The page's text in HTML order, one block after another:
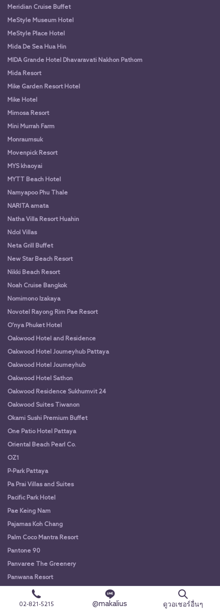
Meridian Cruise Buffet
MeStyle Museum Hotel
MeStyle Place Hotel
Mida De Sea Hua Hin
MIDA Grande Hotel Dhavaravati Nakhon Pathom
Mida Resort
Mike Garden Resort Hotel
Mike Hotel
Mimosa Resort
Mini Murrah Farm
Monraumsuk
Movenpick Resort
MYS khaoyai
MYTT Beach Hotel
Namyapoo Phu Thale
NARITA amata
Natha Villa Resort Huahin
Ndol Villas
Neta Grill Buffet
New Star Beach Resort
Nikki Beach Resort
Noah Cruise Bangkok
Nomimono Izakaya
Novotel Rayong Rim Pae Resort
O'nya Phuket Hotel
Oakwood Hotel and Residence
Oakwood Hotel Journeyhub Pattaya
Oakwood Hotel Journeyhub
Oakwood Hotel Sathon
Oakwood Residence Sukhumvit 24
Oakwood Suites Tiwanon
Okami Sushi Premium Buffet
One Patio Hotel Pattaya
Oriental Beach Pearl Co.
OZ1
P-Park Pattaya
Pa Prai Villas and Suites
Pacific Park Hotel
Pae Keing Nam
Pajamas Koh Chang
Palm Coco Mantra Resort
Pantone 90
Panvaree The Greenery
Panwana Resort
Paradise Koh yao
Pareehut Resort
02-821-5215 @makalius ดูวอเชอร์อื่นๆ